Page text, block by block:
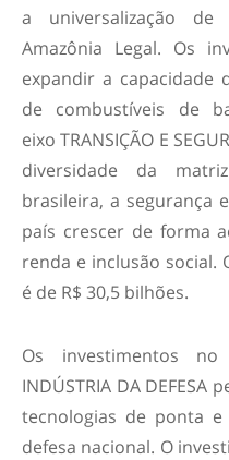
a universalização de
Amazônia Legal. Os
expandir a capacidade
de combustíveis de
eixo TRANSIÇÃO E
diversidade da
brasileira, a segurança
país crescer de forma
renda e inclusão social.
é de R$ 30,5 bilhões.
Os investimentos no
INDÚSTRIA DA
tecnologias de ponta
defesa nacional. O